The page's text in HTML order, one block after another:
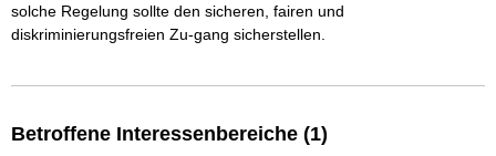
solche Regelung sollte den sicheren, fairen und
diskriminierungsfreien Zu-gang sicherstellen.
Betroffene Interessenbereiche (1)